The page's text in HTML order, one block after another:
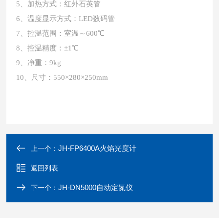
5、加热方式：红外石英管
6、温度显示方式：LED数码管
7、控温范围：室温～600℃
8、控温精度：±1℃
9、净重：9kg
10、尺寸：550×280×250mm
上一个：JH-FP6400A火焰光度计
返回列表
下一个：JH-DN5000自动定氮仪